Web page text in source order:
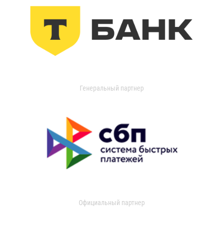
Генеральный партнер
Официальный партнер